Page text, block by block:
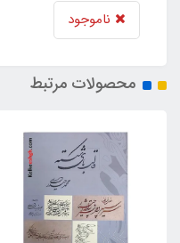
ناموجود
محصولات مرتبط